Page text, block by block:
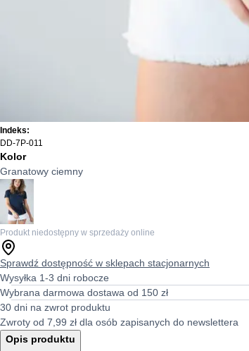
Indeks:
DD-7P-011
Kolor
Granatowy ciemny
Produkt niedostępny w sprzedaży online
Sprawdź dostępność w sklepach stacjonarnych
Wysyłka 1-3 dni robocze
Wybrana darmowa dostawa od 150 zł
30 dni na zwrot produktu
Zwroty od 7,99 zł dla osób zapisanych do newslettera
Opis produktu